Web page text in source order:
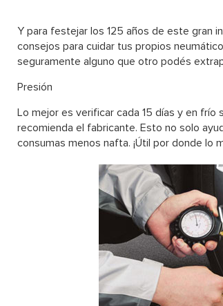
Y para festejar los 125 años de este gran
consejos para cuidar tus propios
seguramente alguno que otro podés
Presión
Lo mejor es verificar cada 15 días y en frío
recomienda el fabricante. Esto no solo
consumas menos nafta. ¡Útil por donde lo